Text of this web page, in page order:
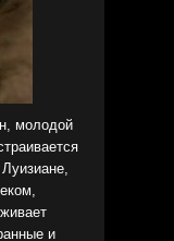
молодой
и